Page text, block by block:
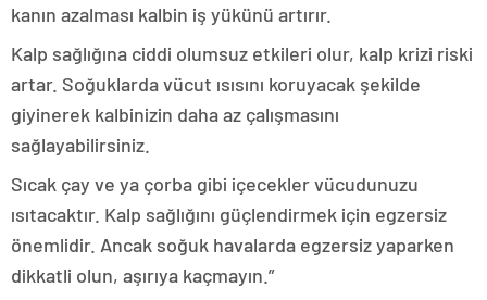
kanın azalması kalbin iş yükünü artırır.
Kalp sağlığına ciddi olumsuz etkileri olur, kalp krizi riski
artar. Soğuklarda vücut ısısını koruyacak şekilde
giyinerek kalbinizin daha az çalışmasını
sağlayabilirsiniz.
Sıcak çay ve ya çorba gibi içecekler vücudunuzu
ısıtacaktır. Kalp sağlığını güçlendirmek için egzersiz
önemlidir. Ancak soğuk havalarda egzersiz yaparken
dikkatli olun, aşırıya kaçmayın.”